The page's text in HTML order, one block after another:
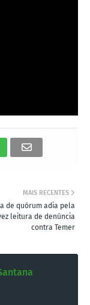
MAIS RECENTES
de quórum adia pela
leitura de denúncia
contra Temer